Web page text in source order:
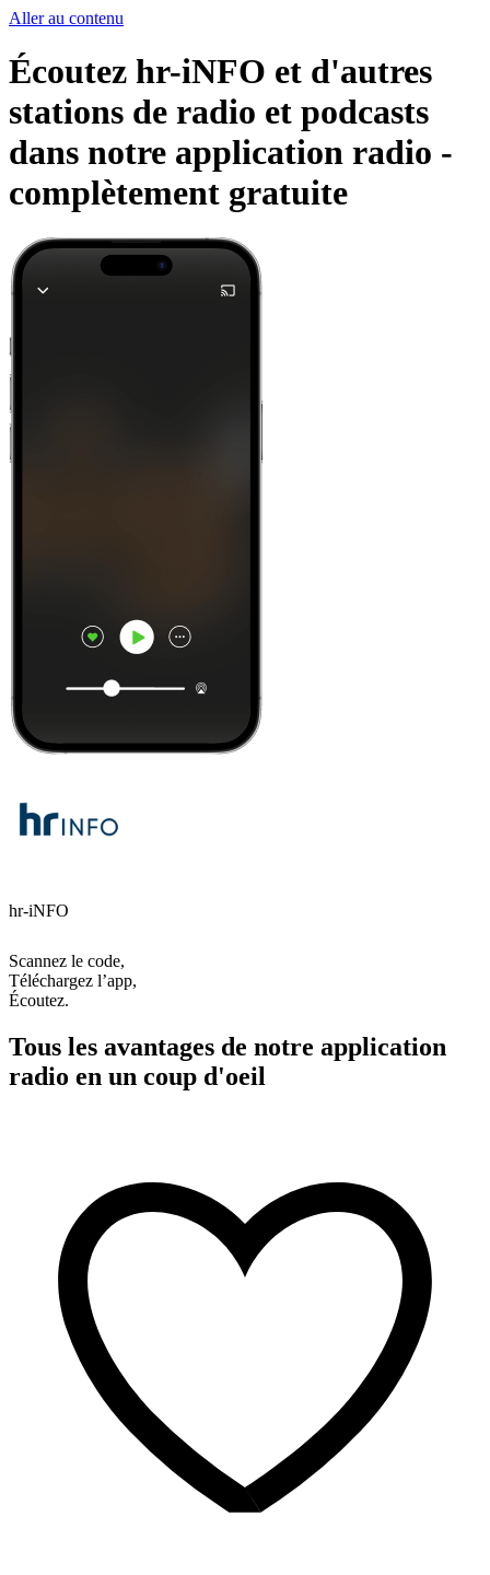
Aller au contenu
Écoutez hr-iNFO et d'autres
stations de radio et podcasts
dans notre application radio -
complètement gratuite
hr-iNFO
Scannez le code,
Téléchargez l’app,
Écoutez.
Tous les avantages de notre application
radio en un coup d'oeil